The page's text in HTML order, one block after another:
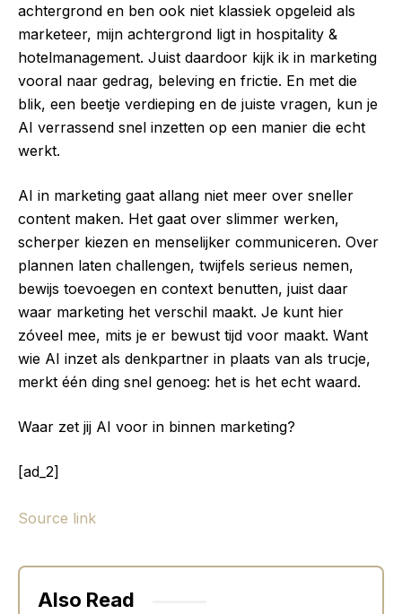
achtergrond en ben ook niet klassiek opgeleid als
marketeer, mijn achtergrond ligt in hospitality &
hotelmanagement. Juist daardoor kijk ik in marketing
vooral naar gedrag, beleving en frictie. En met die
blik, een beetje verdieping en de juiste vragen, kun je
AI verrassend snel inzetten op een manier die echt
werkt.
AI in marketing gaat allang niet meer over sneller
content maken. Het gaat over slimmer werken,
scherper kiezen en menselijker communiceren. Over
plannen laten challengen, twijfels serieus nemen,
bewijs toevoegen en context benutten, juist daar
waar marketing het verschil maakt. Je kunt hier
zóveel mee, mits je er bewust tijd voor maakt. Want
wie AI inzet als denkpartner in plaats van als trucje,
merkt één ding snel genoeg: het is het echt waard.
Waar zet jij AI voor in binnen marketing?
[ad_2]
Source link
Also Read